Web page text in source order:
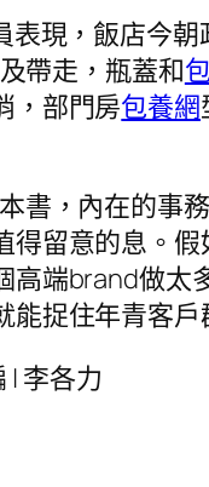
表現，飯店今朝
帶走，瓶蓋和
，部門房包養網
書，內在的事
得留意的息。
高端brand做太
捉住年青客戶
| 李各力